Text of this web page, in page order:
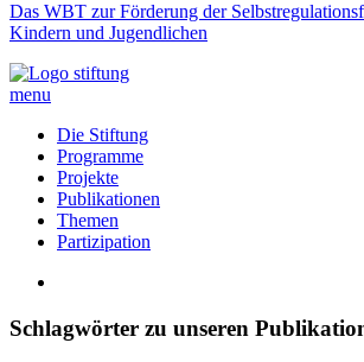
Das WBT zur Förderung der
Kindern und Jugendlichen
menu
Die Stiftung
Programme
Projekte
Publikationen
Themen
Partizipation
Schlagwörter zu unseren